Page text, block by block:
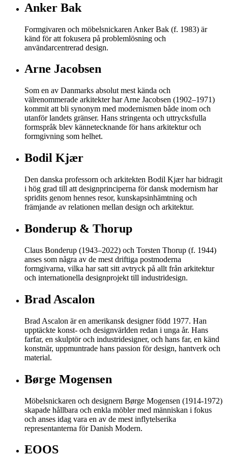
Anker Bak
Formgivaren och möbelsnickaren Anker Bak (f. 1983) är
känd för att fokusera på problemlösning och
användarcentrerad design.
Arne Jacobsen
Som en av Danmarks absolut mest kända och
välrenommerade arkitekter har Arne Jacobsen (1902–1971)
kommit att bli synonym med modernismen både inom och
utanför landets gränser. Hans stringenta och uttrycksfulla
formspråk blev kännetecknande för hans arkitektur och
formgivning som helhet.
Bodil Kjær
Den danska professorn och arkitekten Bodil Kjær har bidragit
i hög grad till att designprinciperna för dansk modernism har
spridits genom hennes resor, kunskapsinhämtning och
främjande av relationen mellan design och arkitektur.
Bonderup & Thorup
Claus Bonderup (1943–2022) och Torsten Thorup (f. 1944)
anses som några av de mest driftiga postmoderna
formgivarna, vilka har satt sitt avtryck på allt från arkitektur
och internationella designprojekt till industridesign.
Brad Ascalon
Brad Ascalon är en amerikansk designer född 1977. Han
upptäckte konst- och designvärlden redan i unga år. Hans
farfar, en skulptör och industridesigner, och hans far, en känd
konstnär, uppmuntrade hans passion för design, hantverk och
material.
Børge Mogensen
Möbelsnickaren och designern Børge Mogensen (1914-1972)
skapade hållbara och enkla möbler med människan i fokus
och anses idag vara en av de mest inflytelserika
representanterna för Danish Modern.
EOOS